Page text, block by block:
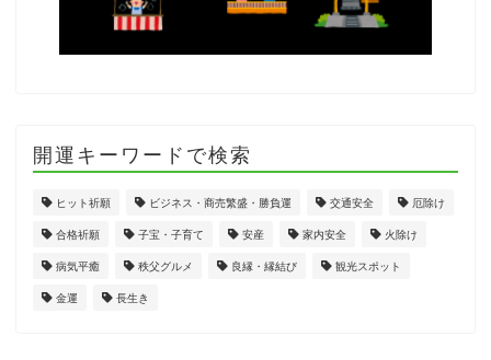
開運キーワードで検索
ヒット祈願 ビジネス・商売繁盛・勝負運 交通安全 厄除け
合格祈願 子宝・子育て 安産 家内安全 火除け
病気平癒 秩父グルメ 良縁・縁結び 観光スポット
金運 長生き